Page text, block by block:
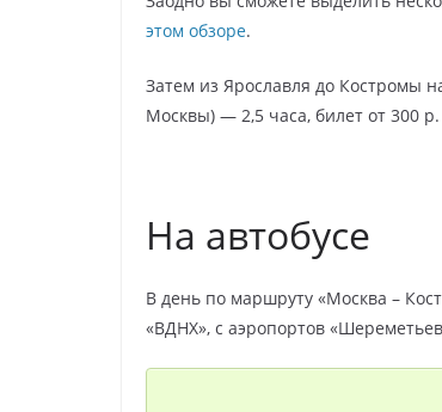
этом обзоре.
Затем из Ярославля до Костромы
Москвы) — 2,5 часа, билет от 300 р.
На автобусе
В день по маршруту «Москва –
«ВДНХ», с аэропортов